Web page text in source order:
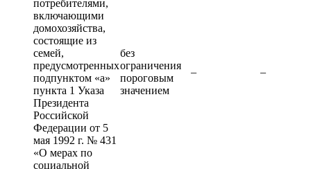
потребителями,
включающими
домохозяйства,
состоящие из
семей,
предусмотренных
подпунктом «а»
пункта 1 Указа
Президента
Российской
Федерации от 5
мая 1992 г. № 431
«О мерах по
социальной
без
ограничения
пороговым
значением
– –